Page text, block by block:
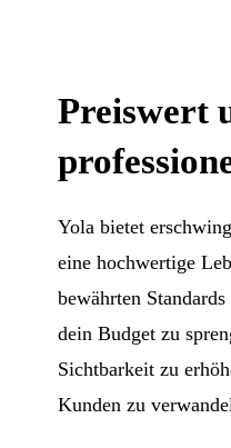
Preiswert
Yola bietet
eine hochwertige
bewährten
dein Budget zu
Sichtbarkeit zu
Kunden zu